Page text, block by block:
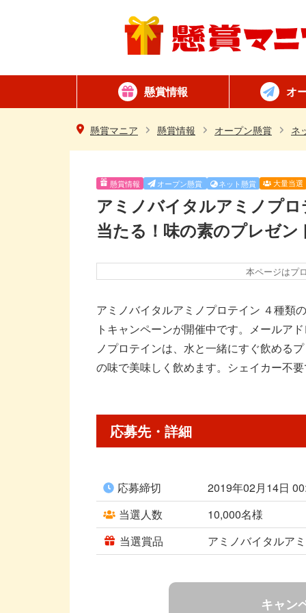
懸賞情報
ネット懸賞
はがき懸賞
懸賞カテゴリ一覧
オ
簡
毎
懸賞マニア 懸賞情報 オープン懸賞 ネ
懸賞情報 オープン懸賞 ネット懸賞 大量当選
アミノバイタルアミノプ
当たる！味の素のプレゼ
本ページはプ
アミノバイタルアミノプロテイン ４種類
トキャンペーンが開催中です。メールア
ノプロテインは、水と一緒にすぐ飲める
の味で美味しく飲めます。シェイカー不
応募先・詳細
応募締切
2019年02月14日
当選人数
10,000名様
当選賞品
アミノバイタルア
キャン